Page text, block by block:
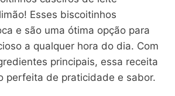
Esses biscoitinhos
e são uma ótima opção para
a qualquer hora do dia. Com
principais, essa receita
perfeita de praticidade e sabor.